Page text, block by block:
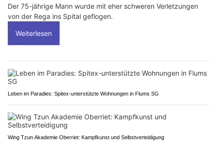
Der 75-jährige Mann wurde mit eher schweren Verletzungen
von der Rega ins Spital geflogen.
Weiterlesen
Leben im Paradies: Spitex-unterstützte Wohnungen in Flums SG
Wing Tzun Akademie Oberriet: Kampfkunst und Selbstverteidigung